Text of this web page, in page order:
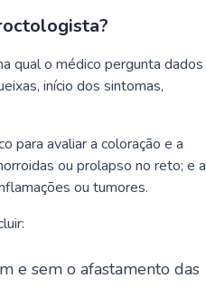
qual o médico pergunta dados
início dos sintomas,
para avaliar a coloração e a
ou prolapso no reto; e a
ou tumores.
e sem o afastamento das